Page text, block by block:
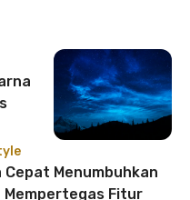
Cepat Menumbuhkan
Mempertegas Fitur